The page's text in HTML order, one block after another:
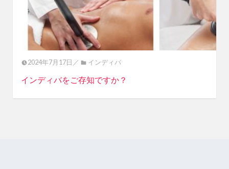
2024年7月17日／ インディバ
インディバをご存知ですか？